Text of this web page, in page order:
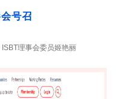
号召
ISBT理事会委员姬艳丽